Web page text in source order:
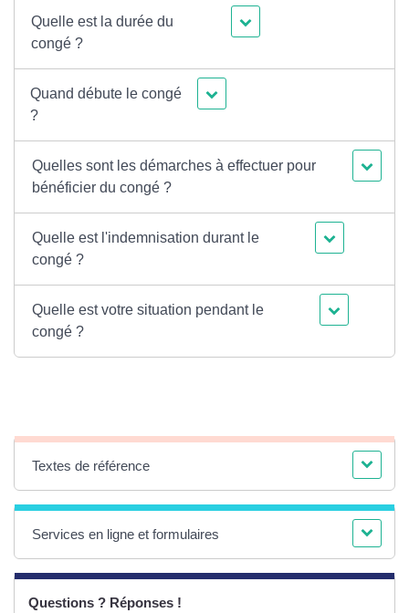
Quelle est la durée du
congé ?
Quand débute le congé
?
Quelles sont les démarches à effectuer pour
bénéficier du congé ?
Quelle est l'indemnisation durant le
congé ?
Quelle est votre situation pendant le
congé ?
Textes de référence
Services en ligne et formulaires
Questions ? Réponses !